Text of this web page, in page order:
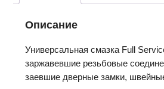
Описание
Универсальная смазка Full
заржавевшие резьбовые
заевшие дверные замки,